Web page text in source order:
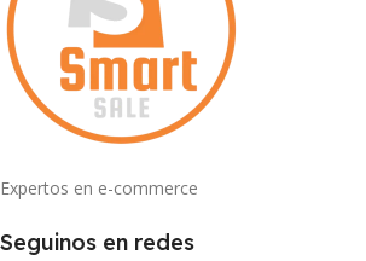
Expertos en e-commerce
Seguinos en redes